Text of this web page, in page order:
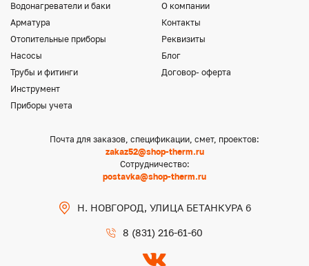
Водонагреватели и баки
Арматура
Отопительные приборы
Насосы
Трубы и фитинги
Инструмент
Приборы учета
О компании
Контакты
Реквизиты
Блог
Договор- оферта
Почта для заказов, спецификации, смет, проектов:
zakaz52@shop-therm.ru
Сотрудничество:
postavka@shop-therm.ru
Н. НОВГОРОД, УЛИЦА БЕТАНКУРА 6
8 (831) 216-61-60